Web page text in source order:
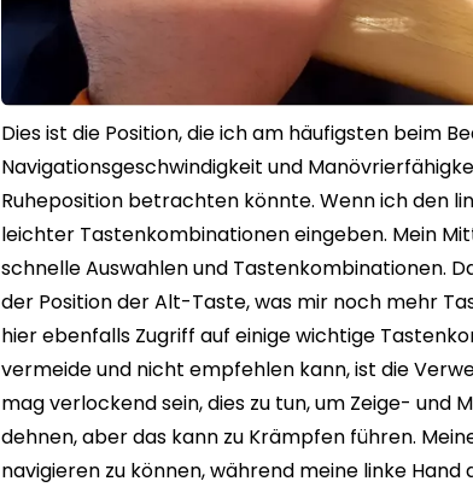
Dies ist die Position, die ich am häufigsten beim
Navigationsgeschwindigkeit und
Ruheposition betrachten könnte. Wenn ich den
leichter Tastenkombinationen eingeben. Mein
schnelle Auswahlen und Tastenkombinationen.
der Position der Alt-Taste, was mir noch mehr
hier ebenfalls Zugriff auf einige wichtige
vermeide und nicht empfehlen kann, ist die
mag verlockend sein, dies zu tun, um Zeige-
dehnen, aber das kann zu Krämpfen führen.
navigieren zu können, während meine linke